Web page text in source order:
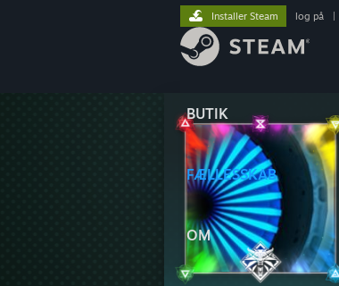
BUTIK
FÆLLESSKAB
OM
Installer Steam log på